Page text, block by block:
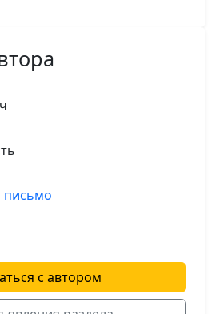
письмо
с автором